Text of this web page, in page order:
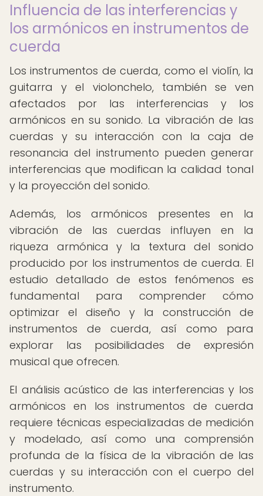
Influencia de las interferencias y
los armónicos en instrumentos de
cuerda
Los instrumentos de cuerda, como el violín, la
guitarra y el violonchelo, también se ven
afectados por las interferencias y los
armónicos en su sonido. La vibración de las
cuerdas y su interacción con la caja de
resonancia del instrumento pueden generar
interferencias que modifican la calidad tonal
y la proyección del sonido.
Además, los armónicos presentes en la
vibración de las cuerdas influyen en la
riqueza armónica y la textura del sonido
producido por los instrumentos de cuerda. El
estudio detallado de estos fenómenos es
fundamental para comprender cómo
optimizar el diseño y la construcción de
instrumentos de cuerda, así como para
explorar las posibilidades de expresión
musical que ofrecen.
El análisis acústico de las interferencias y los
armónicos en los instrumentos de cuerda
requiere técnicas especializadas de medición
y modelado, así como una comprensión
profunda de la física de la vibración de las
cuerdas y su interacción con el cuerpo del
instrumento.